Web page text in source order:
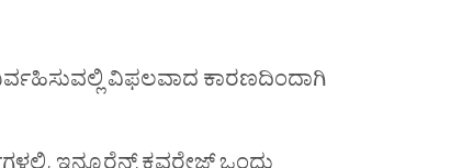
ನಿರ್ವಹಿಸುವಲ್ಲಿ ವಿಫಲವಾದ ಕಾರಣದಿಂದಾಗಿ
ಇನ್ಶೂರೆನ್ಸ್ ಕವರೇಜ್ ಒಂದು